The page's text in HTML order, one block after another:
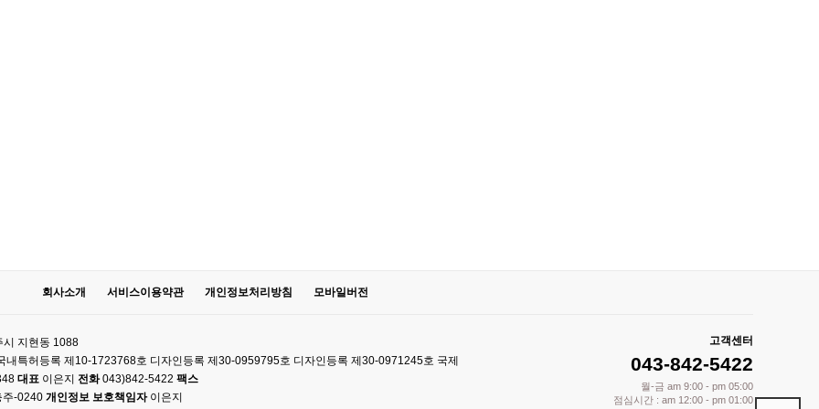
회사소개 서비스이용약관 개인정보처리방침 모바일버전
지현동 1088
특허등록 제10-1723768호 디자인등록 제30-0959795호 디자인등록 제30-0971245호 국제
대표 이은지 전화043)842-5422 팩스
-0240 개인정보 보호책임자이은지
고객센터
043-842-5422
월-금 am 9:00 - pm 05:00
점심시간 : am 12:00 - pm 01:00